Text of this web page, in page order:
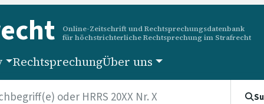
Online-Zeitschrift und Rechtsprechungsdatenbank
für höchstrichterliche Rechtsprechung im Strafrecht
RechtsprechungÜber uns